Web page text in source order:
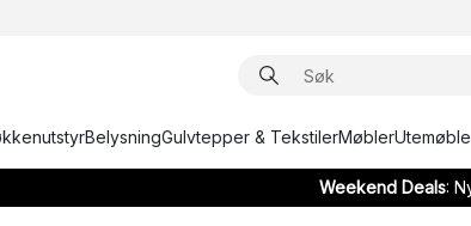
BelysningGulvtepper & TekstilerMøbler
Weekend Deals: